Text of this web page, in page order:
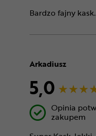
Bardzo fajny
Arkadiusz
5,0
Opinia
zakupem